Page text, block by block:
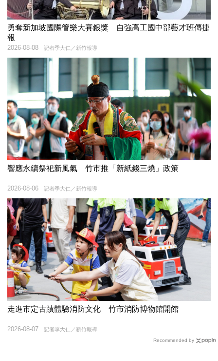
勇奪新加坡國際管樂大賽銀獎 自強高工國中部藝才班傳捷
報
記者季大仁／新竹報導
2026-08-08
響應永續祭祀新風氣 竹市推「新紙錢三燒」政策
記者季大仁／新竹報導
2026-08-06
走進市定古蹟體驗消防文化 竹市消防博物館開館
記者季大仁／新竹報導
2026-08-07
Recommended by